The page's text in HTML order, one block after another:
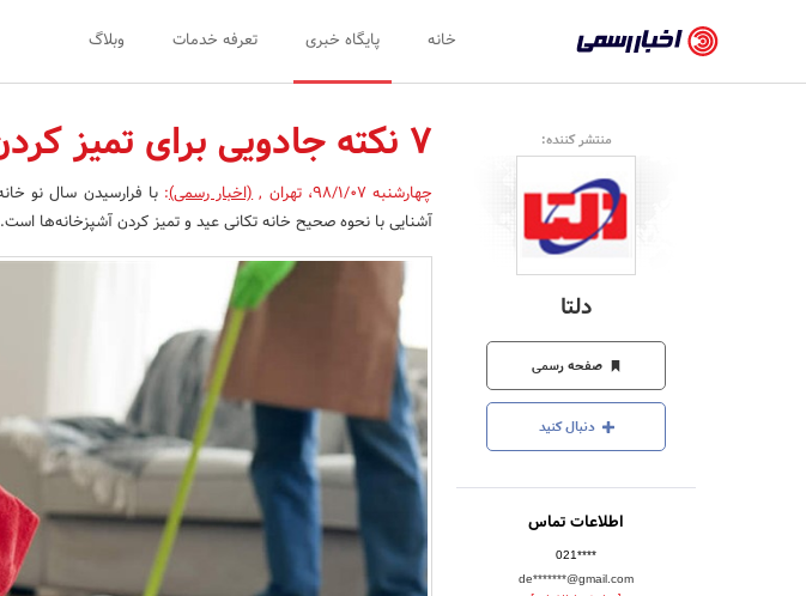
رسمی
-
اخبار
تایید
شده
شرکت‌ها،
سازمان‌ها
و
روابط
عمومی‌ها
خانه پایگاه خبری تعرفه خدمات وبلاگ
منتشر کننده:
دلتا
صفحه رسمی
دنبال کنید
اطلاعات تماس
021****
de*******@gmail.com
7 نکته جادویی برای تمیز کردن آشپزخانه
چهارشنبه 98/1/07 ،تهران ,(اخبار رسمی):
آشنایی با نحوه صحیح خانه تکانی عید و تمیز کردن آشپزخانه‌ها است.